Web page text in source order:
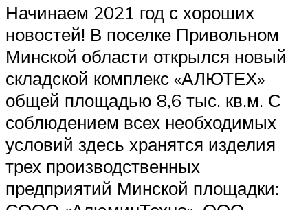
Начинаем 2021 год с хороших
новостей! В поселке Привольном
Минской области открылся новый
складской комплекс «АЛЮТЕХ»
общей площадью 8,6 тыс. кв.м. С
соблюдением всех необходимых
условий здесь хранятся изделия
трех производственных
предприятий Минской площадки: